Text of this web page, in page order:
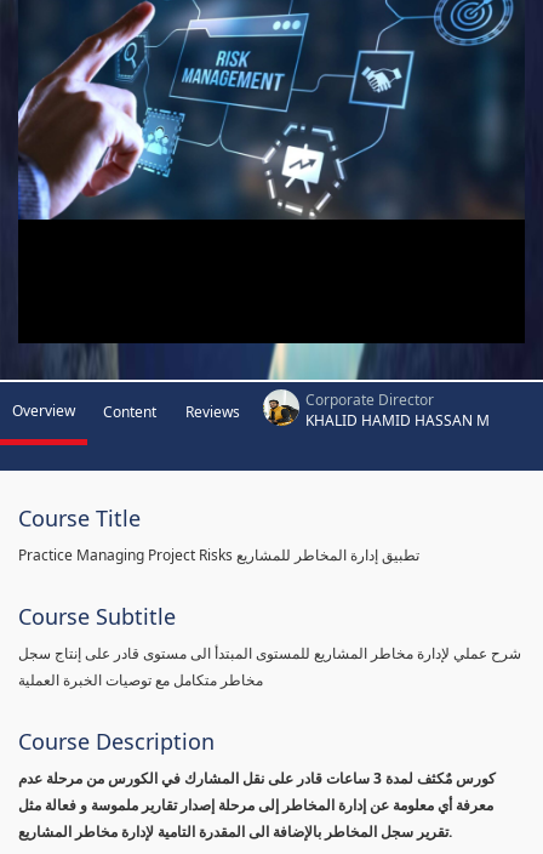
Overview Content Reviews
Corporate Director
KHALID HAMID HASSAN M
Course Title
Practice Managing Project Risks تطبيق إدارة المخاطر للمشاريع
Course Subtitle
شرح عملي لإدارة مخاطر المشاريع للمستوى المبتدأ الى مستوى قادر على إنتاج سجل
مخاطر متكامل مع توصيات الخبرة العملية
Course Description
كورس مٌكثف لمدة 3 ساعات قادر على نقل المشارك في الكورس من مرحلة عدم
معرفة أي معلومة عن إدارة المخاطر إلى مرحلة إصدار تقارير ملموسة و فعالة مثل
تقرير سجل المخاطر بالإضافة الى المقدرة التامية لإدارة مخاطر المشاريع.